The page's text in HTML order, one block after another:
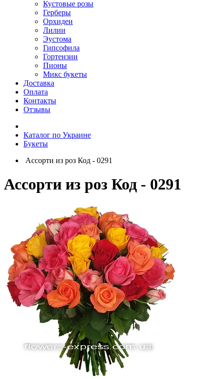
Кустовые розы
Герберы
Орхидеи
Лилии
Эустома
Гипсофила
Гортензии
Пионы
Микс букеты
Доставка
Оплата
Контакты
Отзывы
Каталог по Украине
Букеты
Ассорти из роз Код - 0291
Ассорти из роз Код - 0291